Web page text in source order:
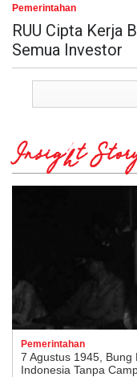
Pemerintahan
RUU Cipta Kerja
Semua Investor
Insight
Pemerintahan
7 Agustus 1945, Bung
Indonesia Tanpa